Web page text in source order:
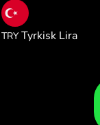
TRY Tyrkisk Lira